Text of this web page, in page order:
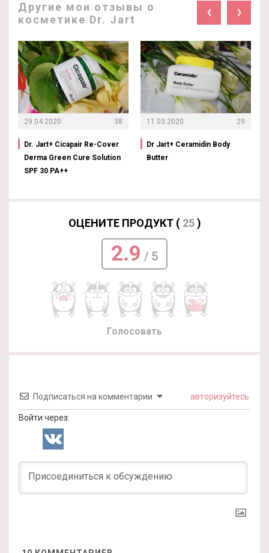
Другие мои отзывы о
косметике Dr. Jart
‹ ›
29.04.2020 38
Dr. Jart+ Cicapair Re-Cover
Derma Green Cure Solution
SPF 30 PA++
11.03.2020 29
Dr Jart+ Ceramidin Body
Butter
ОЦЕНИТЕ ПРОДУКТ ( 25)
2.9 / 5
Голосовать
Подписаться на комментарии авторизуйтесь
Войти через: